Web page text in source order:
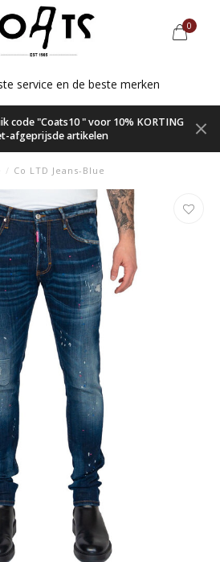
0
service en de beste merken
code "Coats10 " voor 10% KORTING
afgeprijsde artikelen
/ Co LTD Jeans-Blue